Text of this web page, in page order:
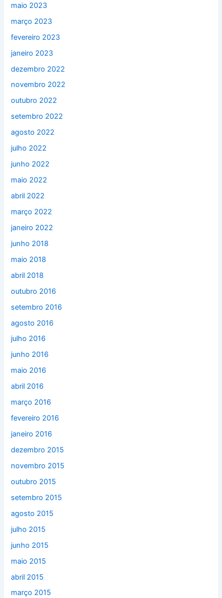
maio 2023
março 2023
fevereiro 2023
janeiro 2023
dezembro 2022
novembro 2022
outubro 2022
setembro 2022
agosto 2022
julho 2022
junho 2022
maio 2022
abril 2022
março 2022
janeiro 2022
junho 2018
maio 2018
abril 2018
outubro 2016
setembro 2016
agosto 2016
julho 2016
junho 2016
maio 2016
abril 2016
março 2016
fevereiro 2016
janeiro 2016
dezembro 2015
novembro 2015
outubro 2015
setembro 2015
agosto 2015
julho 2015
junho 2015
maio 2015
abril 2015
março 2015